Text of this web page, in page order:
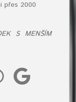
přes 2000
S MENŠÍM